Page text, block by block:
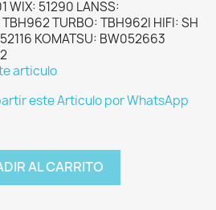
WIX: 51290 LANSS:
TURBO: TBH962I HIFI: SH
KOMATSU: BW052663
articulo
este Articulo por WhatsApp
AL CARRITO